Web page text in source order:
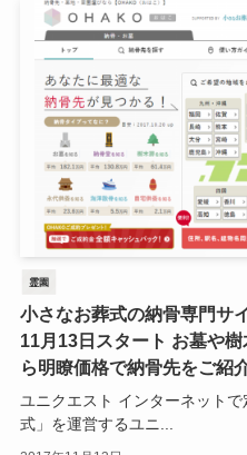
霊園
小さなお葬式の納骨専門サ
11月13日スタート お墓や
ら明瞭価格で納骨先をご紹
ユニクエスト インターネット
式」を運営するユニ...